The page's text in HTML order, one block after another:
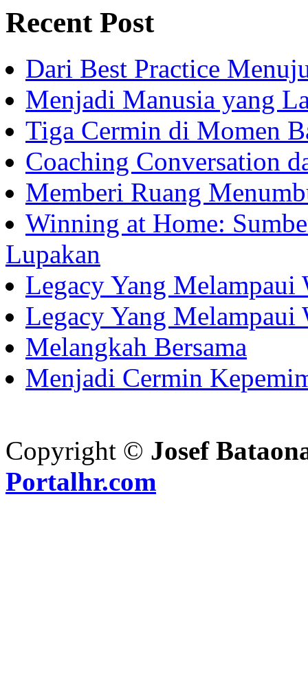
Recent Post
Dari Best Practice
Menjadi Manusia yang
Tiga Cermin di Momen
Coaching Conversation
Memberi Ruang
Winning at Home:
Lupakan
Legacy Yang Melampaui
Legacy Yang Melampaui
Melangkah Bersama
Menjadi Cermin
Copyright © Josef
Portalhr.com